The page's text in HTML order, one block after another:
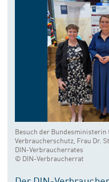
Besuch der
Verbraucherschutz, Frau Dr.
DIN-Verbraucherrates
© DIN-Verbraucherrat